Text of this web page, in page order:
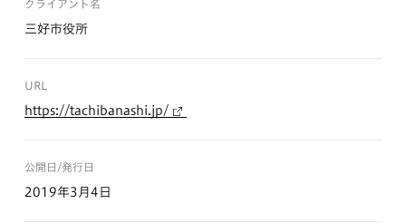
クライアント名
三好市役所
URL
https://tachibanashi.jp/
公開日/発行日
2019年3月4日